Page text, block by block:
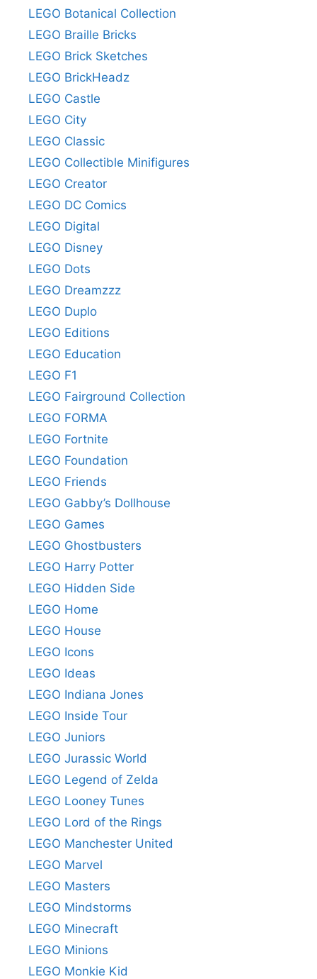
LEGO Botanical Collection
LEGO Braille Bricks
LEGO Brick Sketches
LEGO BrickHeadz
LEGO Castle
LEGO City
LEGO Classic
LEGO Collectible Minifigures
LEGO Creator
LEGO DC Comics
LEGO Digital
LEGO Disney
LEGO Dots
LEGO Dreamzzz
LEGO Duplo
LEGO Editions
LEGO Education
LEGO F1
LEGO Fairground Collection
LEGO FORMA
LEGO Fortnite
LEGO Foundation
LEGO Friends
LEGO Gabby’s Dollhouse
LEGO Games
LEGO Ghostbusters
LEGO Harry Potter
LEGO Hidden Side
LEGO Home
LEGO House
LEGO Icons
LEGO Ideas
LEGO Indiana Jones
LEGO Inside Tour
LEGO Juniors
LEGO Jurassic World
LEGO Legend of Zelda
LEGO Looney Tunes
LEGO Lord of the Rings
LEGO Manchester United
LEGO Marvel
LEGO Masters
LEGO Mindstorms
LEGO Minecraft
LEGO Minions
LEGO Monkie Kid